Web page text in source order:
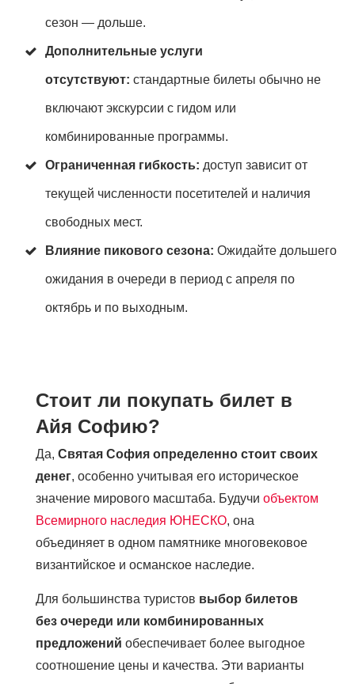
сезон — дольше.
Дополнительные услуги
отсутствуют: стандартные билеты обычно не
включают экскурсии с гидом или
комбинированные программы.
Ограниченная гибкость: доступ зависит от
текущей численности посетителей и наличия
свободных мест.
Влияние пикового сезона: Ожидайте дольшего
ожидания в очереди в период с апреля по
октябрь и по выходным.
Стоит ли покупать билет в
Айя Софию?
Да, Святая София определенно стоит своих
денег, особенно учитывая его историческое
значение мирового масштаба. Будучи объектом
Всемирного наследия ЮНЕСКО, она
объединяет в одном памятнике многовековое
византийское и османское наследие.
Для большинства туристов выбор билетов
без очереди или комбинированных
предложений обеспечивает более выгодное
соотношение цены и качества. Эти варианты